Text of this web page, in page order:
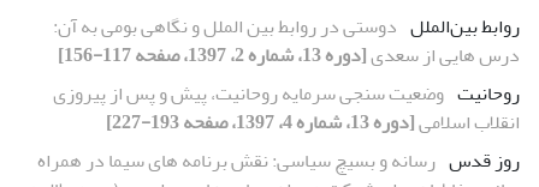
روابط بین‌الملل دوستی در روابط بین الملل و نگاهی بومی به آن:
درس هایی از سعدی[دوره 13، شماره 2، 1397، صفحه 117-156]
روحانیت وضعیت سنجی سرمایه روحانیت، پیش و پس از پیروزی
انقلاب اسلامی[دوره 13، شماره 4، 1397، صفحه 193-227]
روز قدس رسانه و بسیچ سیاسی: نقش برنامه های سیما در همراه